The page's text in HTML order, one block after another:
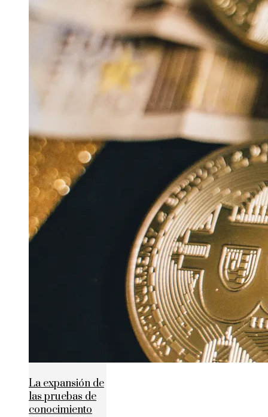
La expansión de
las pruebas de
conocimiento